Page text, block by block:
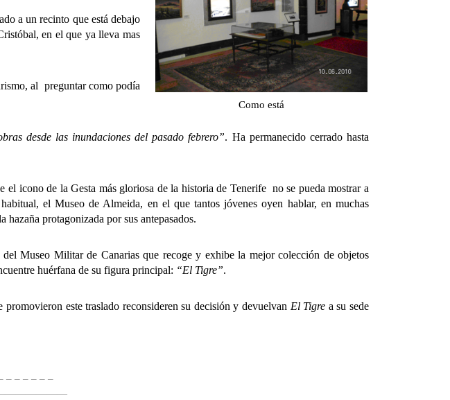
Como está
a un recinto que está debajo
en el que ya lleva mas
al preguntar como podía
desde las inundaciones del pasado febrero”. Ha permanecido cerrado hasta
de la Gesta más gloriosa de la historia de Tenerife no se pueda mostrar a
el Museo de Almeida, en el que tantos jóvenes oyen hablar, en muchas
hazaña protagonizada por sus antepasados.
Militar de Canarias que recoge y exhibe la mejor colección de objetos
huérfana de su figura principal: “El Tigre”.
promovieron este traslado reconsideren su decisión y devuelvan El Tigre a su sede
– – – – – –